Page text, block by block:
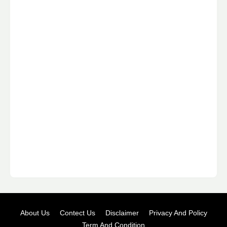
About Us Contect Us Disclaimer
Privacy And Policy
Term And Condition